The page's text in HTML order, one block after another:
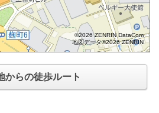
©2026 ZENRIN DataCom
地図データ©2026 ZENRIN
からの徒歩ルート